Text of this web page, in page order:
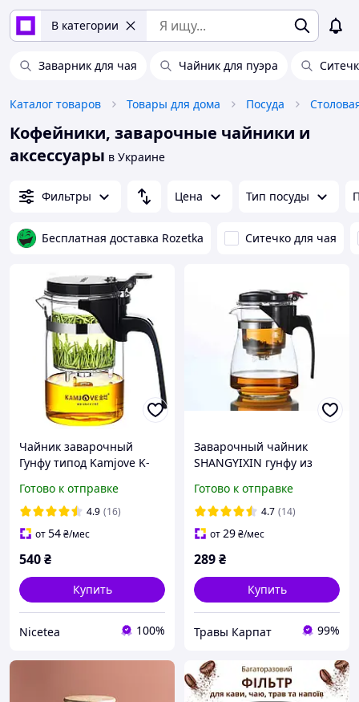
В категории
Заварник для чая Чайник для пуэра
Каталог товаров Товары для дома Посуда
Кофейники, заварочные чайники и
аксессуары в Украине
Фильтры Цена Тип посуды
Бесплатная доставка Rozetka Ситечко для чая
Чайник заварочный
Гунфу типод Kamjove K-
Готово к отправке
4.9 (16)
от54₴/мес
540₴
Купить
Nicetea 100%
Заварочный чайник
SHANGYIXIN гунфу из
металлическим фильтром
и складной крышкой 600
мл
Готово к отправке
4.7 (14)
от29₴/мес
289₴
Купить
Травы Карпат 99%